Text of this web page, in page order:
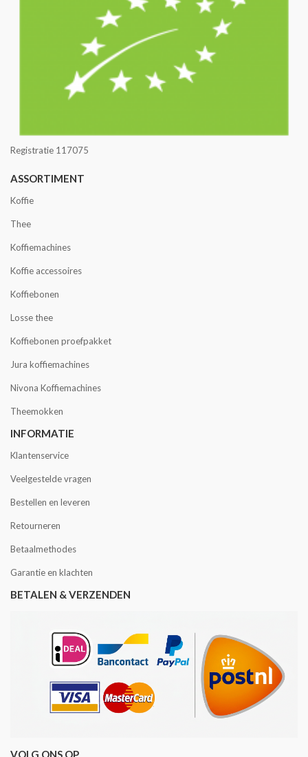
Registratie 117075
ASSORTIMENT
Koffie
Thee
Koffiemachines
Koffie accessoires
Koffiebonen
Losse thee
Koffiebonen proefpakket
Jura koffiemachines
Nivona Koffiemachines
Theemokken
INFORMATIE
Klantenservice
Veelgestelde vragen
Bestellen en leveren
Retourneren
Betaalmethodes
Garantie en klachten
BETALEN & VERZENDEN
VOLG ONS OP